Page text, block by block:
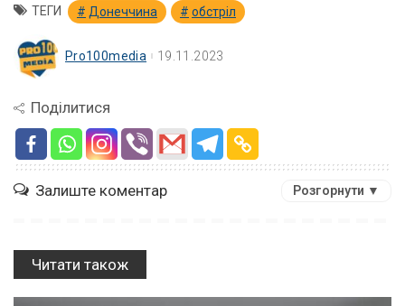
ТЕГИ Донеччина обстріл
Pro100media 19.11.2023
Поділитися
Залиште коментар Розгорнути ▼
Читати також